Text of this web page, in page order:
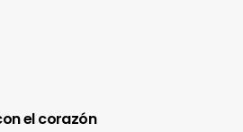
el corazón